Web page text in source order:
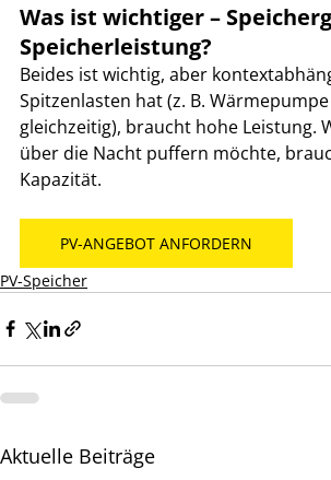
Was ist wichtiger –
Speicherleistung?
Beides ist wichtig, aber
Spitzenlasten hat (z. B.
gleichzeitig), braucht hohe Leistung.
über die Nacht puffern möchte,
Kapazität.
PV-ANGEBOT ANFORDERN
PV-Speicher
Aktuelle Beiträge